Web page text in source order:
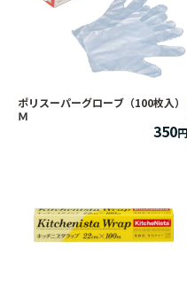
ポリスーパーグローブ（100枚入）
Ｍ
350